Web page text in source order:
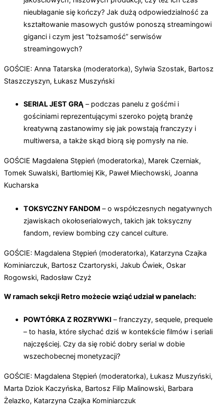
nieubłaganie się kończy? Jak dużą odpowiedzialność za
kształtowanie masowych gustów ponoszą streamingowi
giganci i czym jest “tożsamość” serwisów
streamingowych?
GOŚCIE: Anna Tatarska (moderatorka), Sylwia Szostak, Bartosz
Staszczyszyn, Łukasz Muszyński
SERIAL JEST GRĄ – podczas panelu z gośćmi i
gościniami reprezentującymi szeroko pojętą branżę
kreatywną zastanowimy się jak powstają franczyzy i
multiwersa, a także skąd biorą się pomysły na nie.
GOŚCIE Magdalena Stępień (moderatorka), Marek Czerniak,
Tomek Suwalski, Bartłomiej Kik, Paweł Miechowski, Joanna
Kucharska
TOKSYCZNY FANDOM – o współczesnych negatywnych
zjawiskach okołoserialowych, takich jak toksyczny
fandom, review bombing czy cancel culture.
GOŚCIE: Magdalena Stępień (moderatorka), Katarzyna Czajka
Kominiarczuk, Bartosz Czartoryski, Jakub Ćwiek, Oskar
Rogowski, Radosław Czyż
W ramach sekcji Retro możecie wziąć udział w panelach:
POWTÓRKA Z ROZRYWKI – franczyzy, sequele, prequele
– to hasła, które słychać dziś w kontekście filmów i seriali
najczęściej. Czy da się robić dobry serial w dobie
wszechobecnej monetyzacji?
GOŚCIE: Magdalena Stępień (moderatorka), Łukasz Muszyński,
Marta Dziok Kaczyńska, Bartosz Filip Malinowski, Barbara
Żelazko, Katarzyna Czajka Kominiarczuk